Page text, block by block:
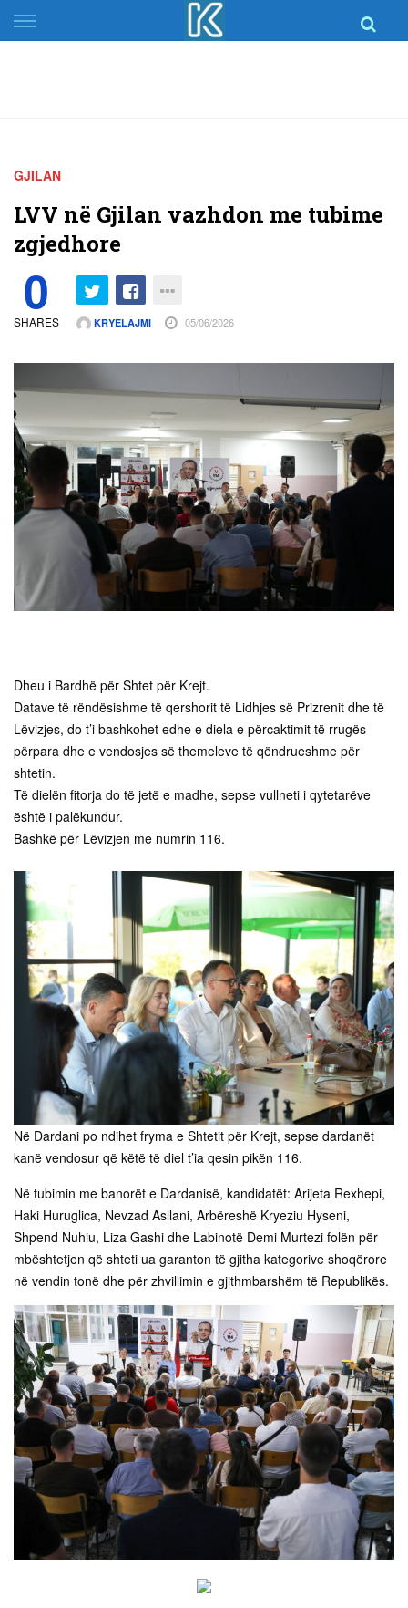
Skip
to
GJILAN
LVV në Gjilan vazhdon me tubime
zgjedhore
0
SHARES KRYELAJMI 05/06/2026
Dheu i Bardhë për Shtet për Krejt.
Datave të rëndësishme të qershorit të Lidhjes së Prizrenit dhe të
Lëvizjes, do t’i bashkohet edhe e diela e përcaktimit të rrugës
përpara dhe e vendosjes së themeleve të qëndrueshme për
shtetin.
Të dielën fitorja do të jetë e madhe, sepse vullneti i qytetarëve
është i palëkundur.
Bashkë për Lëvizjen me numrin 116.
Në Dardani po ndihet fryma e Shtetit për Krejt, sepse dardanët
kanë vendosur që këtë të diel t’ia qesin pikën 116.
Në tubimin me banorët e Dardanisë, kandidatët: Arijeta Rexhepi,
Haki Huruglica, Nevzad Asllani, Arbëreshë Kryeziu Hyseni,
Shpend Nuhiu, Liza Gashi dhe Labinotë Demi Murtezi folën për
mbështetjen që shteti ua garanton të gjitha kategorive shoqërore
në vendin tonë dhe për zhvillimin e gjithmbarshëm të Republikës.